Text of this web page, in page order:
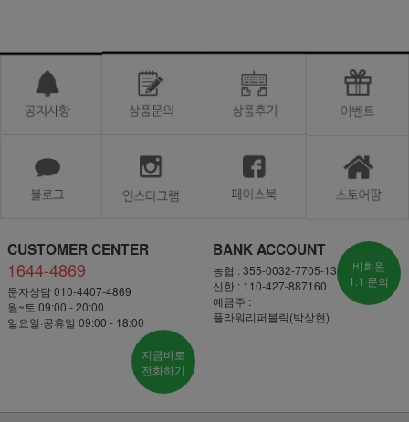
CUSTOMER CENTER
1644-4869
문자상담 010-4407-4869
월~토 09:00 - 20:00
일요일·공휴일 09:00 - 18:00
지금바로
전화하기
BANK ACCOUNT
농협 : 355-0032-7705-13
신한 : 110-427-887160
예금주 :
플라워리퍼블릭(박상현)
비회원
1:1 문의